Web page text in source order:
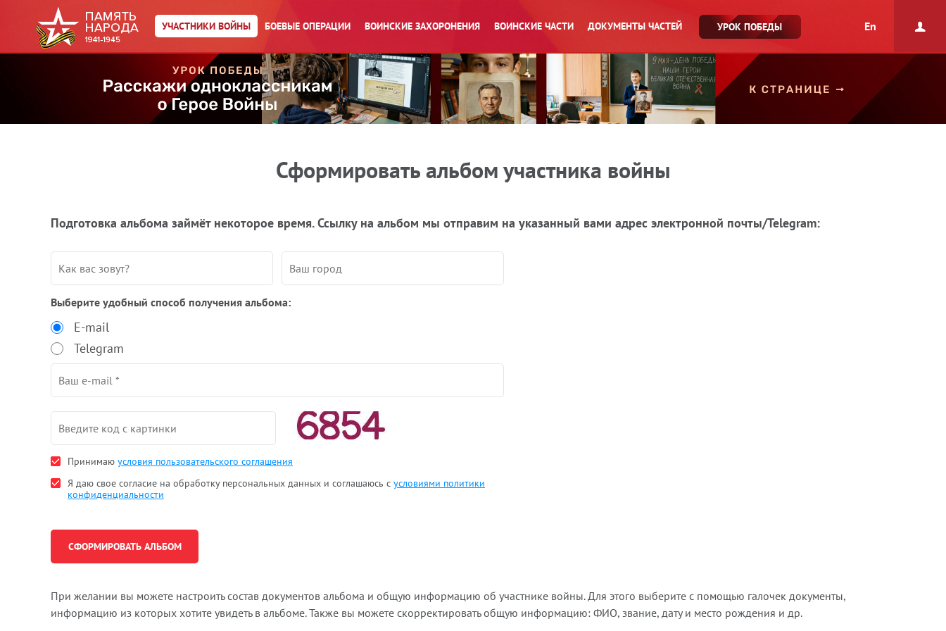
УЧАСТНИКИ ВОЙНЫ БОЕВЫЕ ОПЕРАЦИИ ВОИНСКИЕ ЗАХОРОНЕНИЯ ВОИНСКИЕ ЧАСТИ ДОКУМЕНТЫ ЧАСТЕЙ УРОК ПОБЕДЫ En
Сформировать альбом участника войны
Подготовка альбома займёт некоторое время. Ссылку на альбом мы отправим на указанный вами адрес электронной почты/Telegram:
Выберите удобный способ получения альбома:
E-mail
Telegram
Принимаю условия пользовательского соглашения
Я даю свое согласие на обработку персональных данных и соглашаюсь с условиями политики
конфиденциальности
При желании вы можете настроить состав документов альбома и общую информацию об участнике войны. Для этого выберите с помощью галочек документы,
информацию из которых хотите увидеть в альбоме. Также вы можете скорректировать общую информацию: ФИО, звание, дату и место рождения и др.